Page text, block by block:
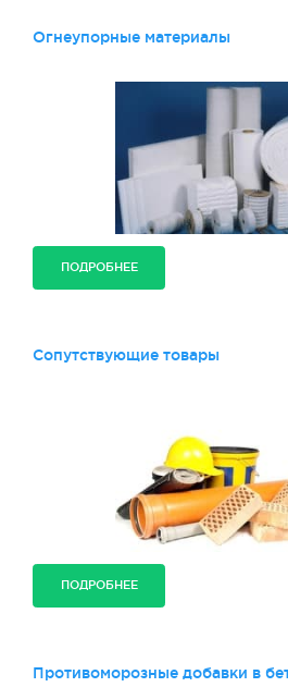
Огнеупорные материалы
ПОДРОБНЕЕ
Сопутствующие товары
ПОДРОБНЕЕ
Противоморозные добавки в